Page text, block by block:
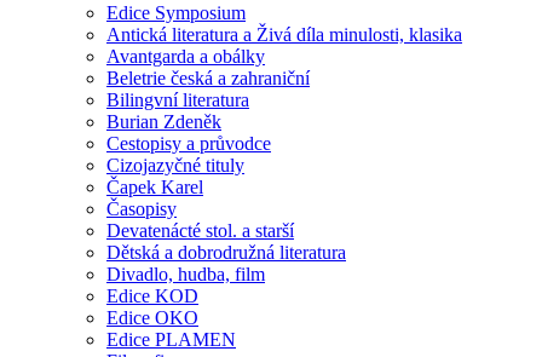
Edice Symposium
Antická literatura a Živá díla minulosti, klasika
Avantgarda a obálky
Beletrie česká a zahraniční
Bilingvní literatura
Burian Zdeněk
Cestopisy a průvodce
Cizojazyčné tituly
Čapek Karel
Časopisy
Devatenácté stol. a starší
Dětská a dobrodružná literatura
Divadlo, hudba, film
Edice KOD
Edice OKO
Edice PLAMEN